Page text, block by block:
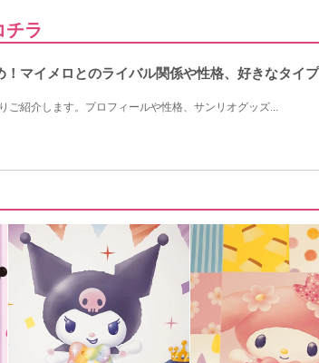
チラ
マイメロとのライバル関係や性格、好きなタイプ
ご紹介します。プロフィールや性格、サンリオグッズ...